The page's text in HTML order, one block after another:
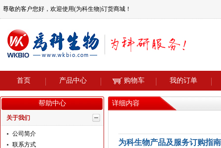
尊敬的客户您好，欢迎使用(为科生物)订货商城！
首页 产品中心 购物车 我的订单
帮助中心
关于我们
公司简介
联系方式
详细内容
为科生物产品及服务订购指南